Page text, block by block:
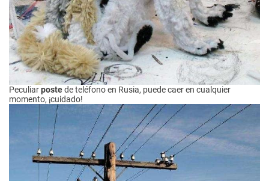
Peculiarpostede teléfono en Rusia, puede caer en cualquier
momento, ¡cuidado!